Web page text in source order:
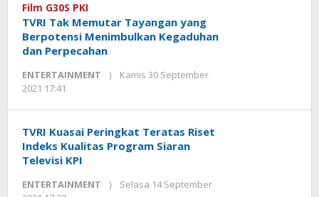
Film G30S PKI
TVRI Tak Memutar Tayangan yang
Berpotensi Menimbulkan Kegaduhan
dan Perpecahan
ENTERTAINMENT
Kamis 30 September
2021 17:41
Jackson
TVRI Kuasai Peringkat Teratas Riset
Indeks Kualitas Program Siaran
Televisi KPI
ENTERTAINMENT
Selasa 14 September